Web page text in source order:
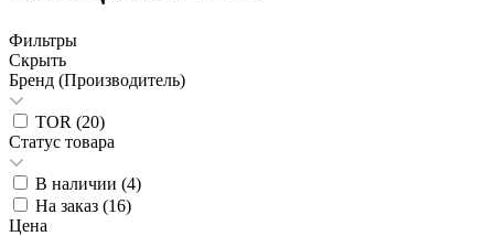
Фильтры
Скрыть
Бренд (Производитель)
TOR (20)
Статус товара
В наличии (4)
На заказ (16)
Цена